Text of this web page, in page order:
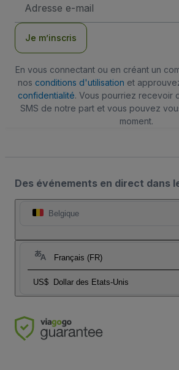
e-
Je m’inscris
En vous connectant ou en créant un
nos conditions d'utilisation et
confidentialité. Vous pourriez recevoir
SMS de notre part et vous pouvez
moment.
Des événements en direct dans
Belgique
Français (FR)
US$ Dollar des Etats-Unis